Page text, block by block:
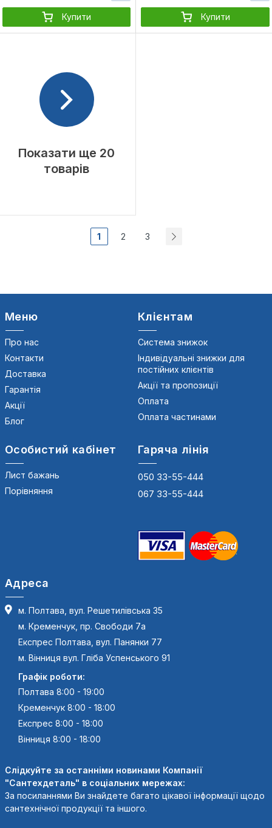
Купити Купити
Показати ще 20
товарів
1 2 3
Меню
Про нас
Контакти
Доставка
Гарантія
Акції
Блог
Клієнтам
Система знижок
Індивідуальні знижки для
постійних клієнтів
Акції та пропозиції
Оплата
Оплата частинами
Особистий кабінет
Лист бажань
Порівняння
Гаряча лінія
050 33-55-444
067 33-55-444
Адреса
м. Полтава, вул. Решетилівська 35
м. Кременчук, пр. Свободи 7а
Експрес Полтава, вул. Панянки 77
м. Вінниця вул. Гліба Успенського 91
Графік роботи:
Полтава 8:00 - 19:00
Кременчук 8:00 - 18:00
Експрес 8:00 - 18:00
Вінниця 8:00 - 18:00
Слідкуйте за останніми новинами Компанії
"Сантехдеталь" в соціальних мережах:
За посиланнями Ви знайдете багато цікавої інформації щодо
сантехнічної продукції та іншого.